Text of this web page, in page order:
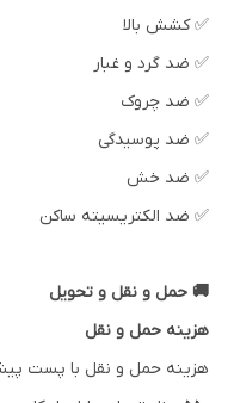
✅ کشش بالا
✅ ضد گرد و غبار
✅ ضد چروک
✅ ضد پوسیدگی
✅ ضد خش
✅ ضد الکتریسیته ساکن
🚚 حمل و نقل و تحویل
هزینه حمل و نقل